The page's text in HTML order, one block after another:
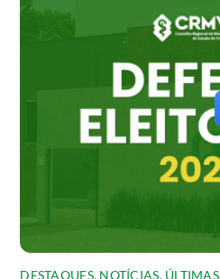
DESTAQUES, NOTÍCIAS, ÚLTIMAS